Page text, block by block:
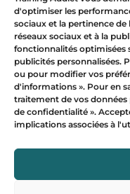
d'optimiser les
sociaux et la pertinence de
réseaux sociaux et à la
fonctionnalités optimisées
publicités personnalisées.
ou pour modifier vos
d'informations ». Pour en
traitement de vos données
de confidentialité ».
implications associées à
Mon compte